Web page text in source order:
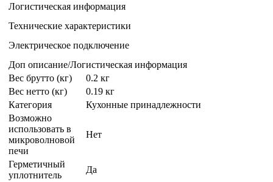
Логистическая информация
Технические характеристики
Электрическое подключение
Доп описание/Логистическая информация
Вес брутто (кг)
0.2 кг
Вес нетто (кг)
0.19 кг
Категория
Кухонные принадлежности
Возможно
использовать в
микроволновой
печи
Нет
Герметичный
уплотнитель
Да